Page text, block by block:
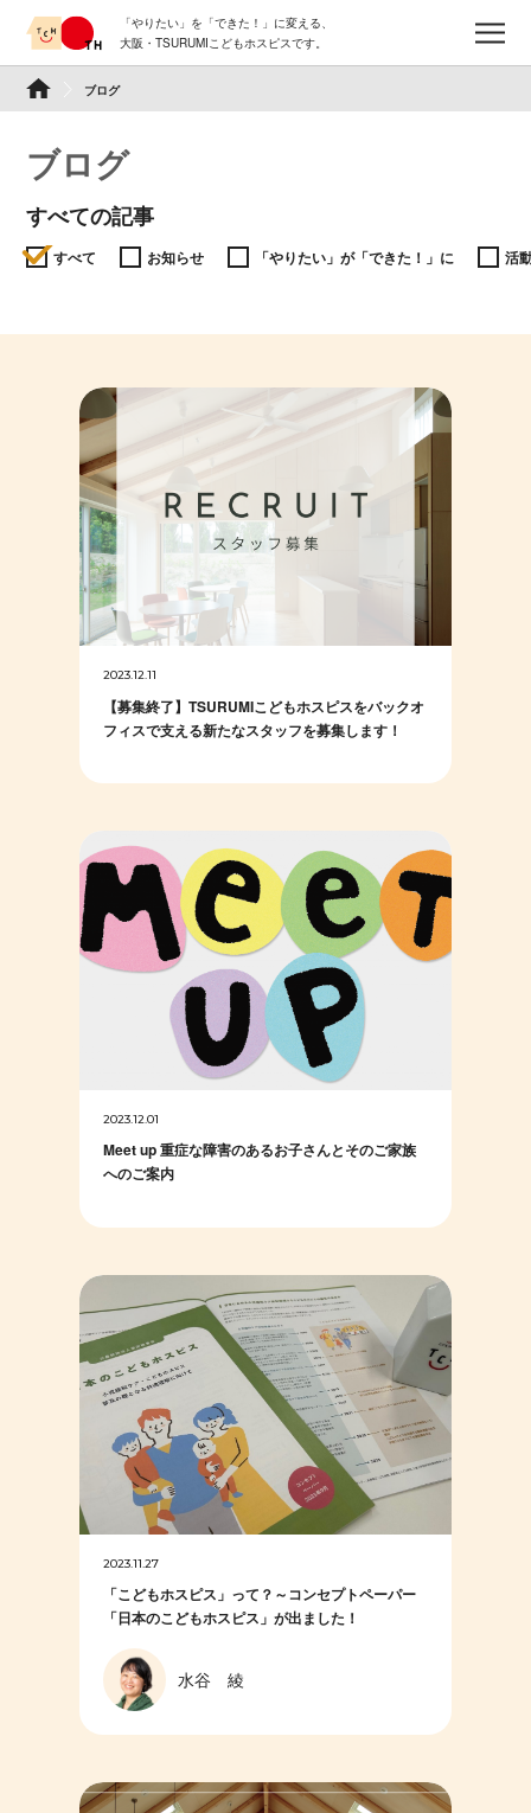
content
「やりたい」を「できた！」に変える、
大阪・TSURUMIこどもホスピスです。
TSURUMI こどもホスピス
ブログ
ブログ
すべての記事
すべて お知らせ 「やりたい」が「できた！」に 活
2023.12.11
【募集終了】TSURUMIこどもホスピスをバックオ
フィスで支える新たなスタッフを募集します！
2023.12.01
Meet up 重症な障害のあるお子さんとそのご家族
へのご案内
2023.11.27
「こどもホスピス」って？～コンセプトペーパー
「日本のこどもホスピス」が出ました！
水谷 綾